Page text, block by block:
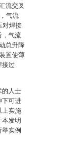
流交叉
气流
对焊接
，气流
总升降
置使薄
接过
的人士
下可进
上实施
发明
实例